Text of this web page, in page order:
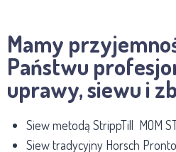
Mamy
Państwu
uprawy, siewu i
Siew metodą StrippTill MOM
Siew tradycyjny Horsch